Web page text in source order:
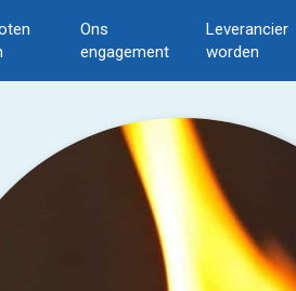
Ons
engagement
Leverancier
worden